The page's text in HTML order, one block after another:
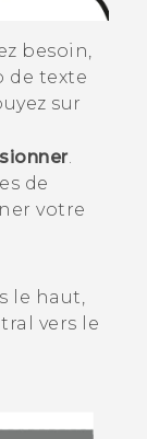
besoin,
de texte
sur
.
de
votre
le haut,
vers le